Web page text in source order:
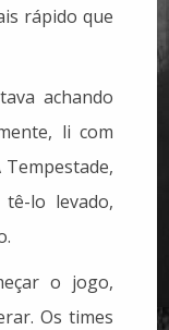
rápido que
achando
li com
lo levado,
o jogo,
Os times